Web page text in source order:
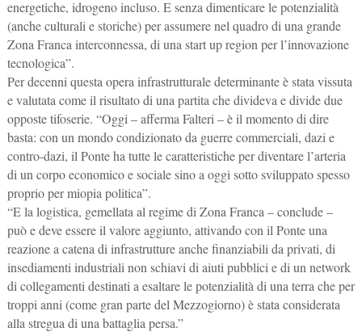
energetiche, idrogeno incluso. E senza dimenticare le potenzialità
(anche culturali e storiche) per assumere nel quadro di una grande
Zona Franca interconnessa, di una start up region per l’innovazione
tecnologica”.
Per decenni questa opera infrastrutturale determinante è stata vissuta
e valutata come il risultato di una partita che divideva e divide due
opposte tifoserie. “Oggi – afferma Falteri – è il momento di dire
basta: con un mondo condizionato da guerre commerciali, dazi e
contro-dazi, il Ponte ha tutte le caratteristiche per diventare l’arteria
di un corpo economico e sociale sino a oggi sotto sviluppato spesso
proprio per miopia politica”.
“E la logistica, gemellata al regime di Zona Franca – conclude –
può e deve essere il valore aggiunto, attivando con il Ponte una
reazione a catena di infrastrutture anche finanziabili da privati, di
insediamenti industriali non schiavi di aiuti pubblici e di un network
di collegamenti destinati a esaltare le potenzialità di una terra che per
troppi anni (come gran parte del Mezzogiorno) è stata considerata
alla stregua di una battaglia persa.”